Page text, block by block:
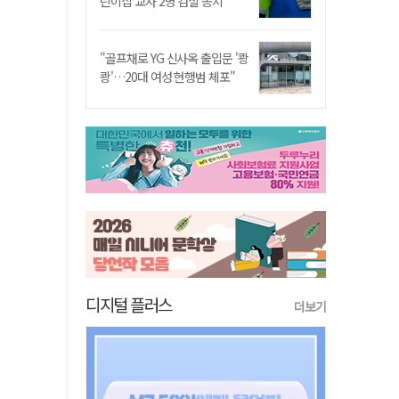
"골프채로 YG 신사옥 출입문 '쾅
쾅'…20대 여성 현행범 체포"
디지털 플러스 더보기